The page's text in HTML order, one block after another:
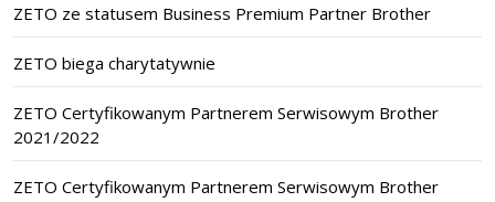
ZETO ze statusem Business Premium Partner Brother
ZETO biega charytatywnie
ZETO Certyfikowanym Partnerem Serwisowym Brother
2021/2022
ZETO Certyfikowanym Partnerem Serwisowym Brother